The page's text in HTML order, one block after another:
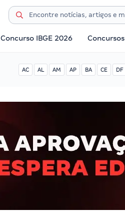
Concurso IBGE 2026 Concursos
AC AL AM AP BA CE DF